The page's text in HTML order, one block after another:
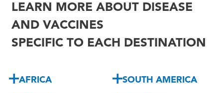
LEARN MORE ABOUT DISEASE
AND VACCINES
SPECIFIC TO EACH DESTINATION
AFRICA SOUTH AMERICA